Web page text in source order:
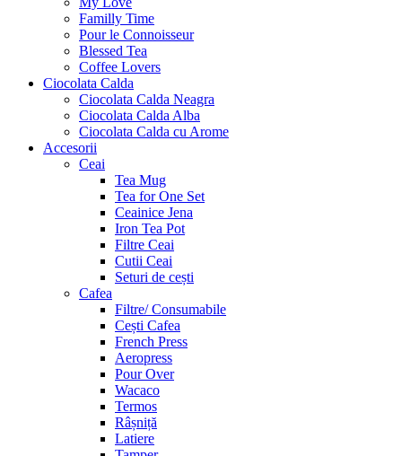
Familly Time
Pour le Connoisseur
Blessed Tea
Coffee Lovers
Ciocolata Calda
Ciocolata Calda Neagra
Ciocolata Calda Alba
Ciocolata Calda cu Arome
Accesorii
Ceai
Tea Mug
Tea for One Set
Ceainice Jena
Iron Tea Pot
Filtre Ceai
Cutii Ceai
Seturi de cești
Cafea
Filtre/ Consumabile
Cești Cafea
French Press
Aeropress
Pour Over
Wacaco
Termos
Râșniță
Latiere